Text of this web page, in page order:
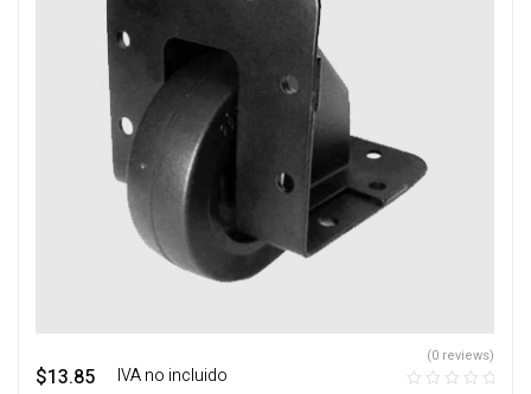
$13.85 ‎ ‎ ‎ IVA no incluido
(0 reviews)